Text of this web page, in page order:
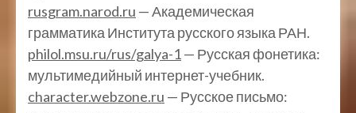
rusgram.narod.ru — Академическая
грамматика Института русского языка РАН.
philol.msu.ru/rus/galya-1— Русская фонетика:
мультимедийный интернет-учебник.
character.webzone.ru — Русское письмо: